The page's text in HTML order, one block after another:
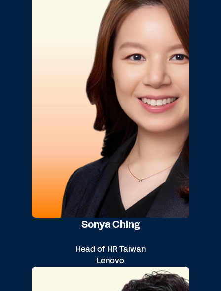
Sonya Ching
Head of HR Taiwan
Lenovo